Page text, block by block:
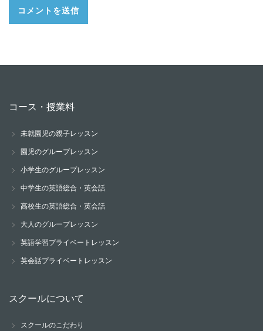
コース・授業料
未就園児の親子レッスン
園児のグループレッスン
小学生のグループレッスン
中学生の英語総合・英会話
高校生の英語総合・英会話
大人のグループレッスン
英語学習プライベートレッスン
英会話プライベートレッスン
スクールについて
スクールのこだわり